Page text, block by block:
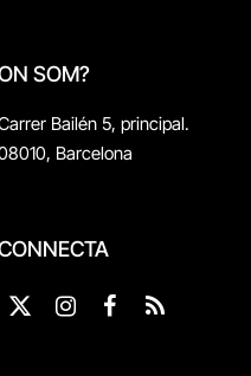
SOM?
Bailén 5, principal.
Barcelona
X
InstagramFacebook
RSS